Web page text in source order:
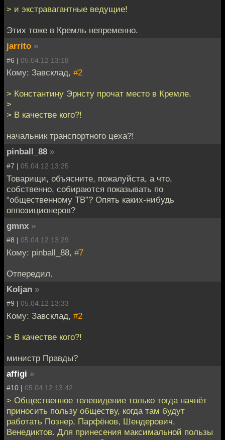
> и экстравагантные ведущие!
Этих тоже в Кремль непременно.
jarrito »
#6 | 05.04.12 13:18
Кому: Завсклад, #2
> Константину Эрнсту прочат место в Кремле.
>
> В качестве кого?!
начальник транспортного цеха?!
pinball_88 »
#7 | 05.04.12 13:25
Товарищи, объясните, пожалуйста, а что,
собственно, собираются показывать по
“общественному ТВ”? Опять каких-нибудь
оппозиционеров?
gmnx »
#8 | 05.04.12 13:29
Кому: pinball_88, #7
Отпередил.
Koljan »
#9 | 05.04.12 13:33
Кому: Завсклад, #2
> В качестве кого?!
министр Правды?
affigi »
#10 | 05.04.12 13:42
> Общественное телевидение только тогда начнёт
приносить пользу обществу, когда там будут
работать Познер, Парфёнов, Шендерович,
Венедиктов. Для принесения максимальной пользы